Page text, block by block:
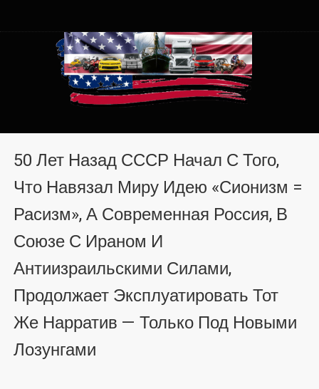
Хмельницком от auto.km.ua
50 Лет Назад СССР Начал С Того,
Что Навязал Миру Идею «сионизм =
Расизм», А Современная Россия, В
Союзе С Ираном И
Антиизраильскими Силами,
Продолжает Эксплуатировать Тот
Же Нарратив — Только Под Новыми
Лозунгами